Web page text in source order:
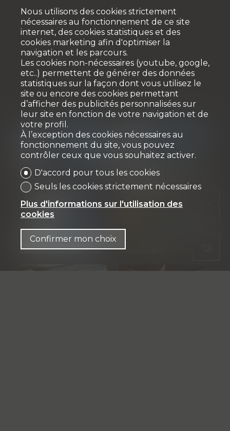
Nous utilisons des cookies strictement
nécessaires au fonctionnement de ce site
internet, des cookies statistiques et des
cookies marketing afin d'optimiser la
navigation et les parcours.
Les cookies non-nécessaires (youtube, google,
etc..) permettent de générer des données
statistiques sur la façon dont vous utilisez le
site ou encore des cookies permettant
d’afficher des publicités personnalisées sur
leur site en fonction de votre navigation et de
votre profil.
À l’exception des cookies nécessaires au
fonctionnement du site, vous pouvez
contrôler ceux que vous souhaitez activer.
D'accord pour tous les cookies
Seuls les cookies strictement nécessaires
Plus d'informations sur l'utilisation des
cookies
Confirmer mon choix